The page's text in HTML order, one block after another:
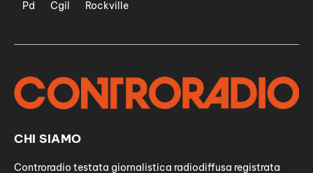
Pd
Cgil Rockville
CHI SIAMO
Controradio testata giornalistica radiodiffusa registrata